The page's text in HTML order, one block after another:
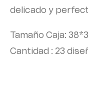
delicado y
Tamaño Caja:
Cantidad : 23